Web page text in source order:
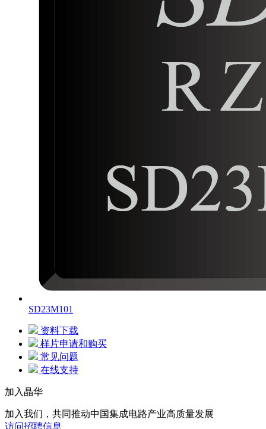
SD23M101
资料下载
样片申请和购买
常见问题
在线支持
加入晶华
加入我们，共同推动中国集成电路产业高质量发展
访问招聘信息